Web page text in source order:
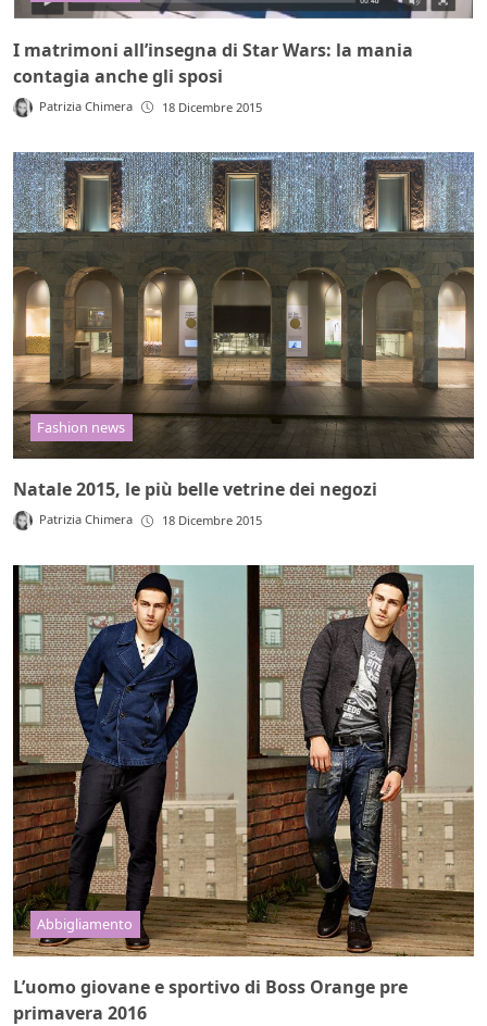
I matrimoni all’insegna di Star Wars: la mania
contagia anche gli sposi
Patrizia Chimera 18 Dicembre 2015
Fashion news
Natale 2015, le più belle vetrine dei negozi
Patrizia Chimera 18 Dicembre 2015
Abbigliamento
L’uomo giovane e sportivo di Boss Orange pre
primavera 2016